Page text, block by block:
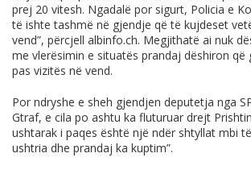
prej 20 vitesh. Ngadalë por sigurt, Policia e
të ishte tashmë në gjendje që të kujdeset
vend”, përcjell albinfo.ch. Megjithatë ai nuk
me vlerësimin e situatës prandaj dëshiron që
pas vizitës në vend.
Por ndryshe e sheh gjendjen deputetja nga
Gtraf, e cila po ashtu ka fluturuar drejt
ushtarak i paqes është një ndër shtyllat mbi
ushtria dhe prandaj ka kuptim”.